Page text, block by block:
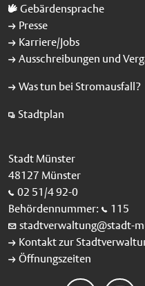
Gebärdensprache
Presse
Karriere/Jobs
Ausschreibungen und
Was tun bei Stromausfall?
Stadtplan
Stadt Münster
48127 Münster
02 51/4 92-0
Behördennummer:
115
stadtverwaltung@stadt-
Kontakt zur
Öffnungszeiten